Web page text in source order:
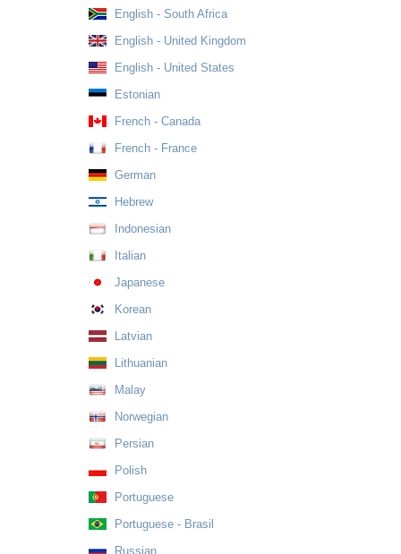
English - South Africa
English - United Kingdom
English - United States
Estonian
French - Canada
French - France
German
Hebrew
Indonesian
Italian
Japanese
Korean
Latvian
Lithuanian
Malay
Norwegian
Persian
Polish
Portuguese
Portuguese - Brasil
Russian